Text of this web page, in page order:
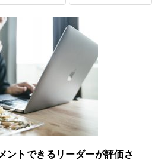
ントできるリーダーが評価さ